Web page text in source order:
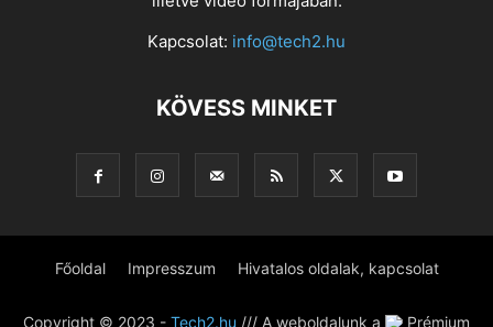
Kapcsolat: info@tech2.hu
KÖVESS MINKET
Főoldal Impresszum Hivatalos oldalak, kapcsolat
Copyright © 2023 - Tech2.hu /// A weboldalunk a Prémium